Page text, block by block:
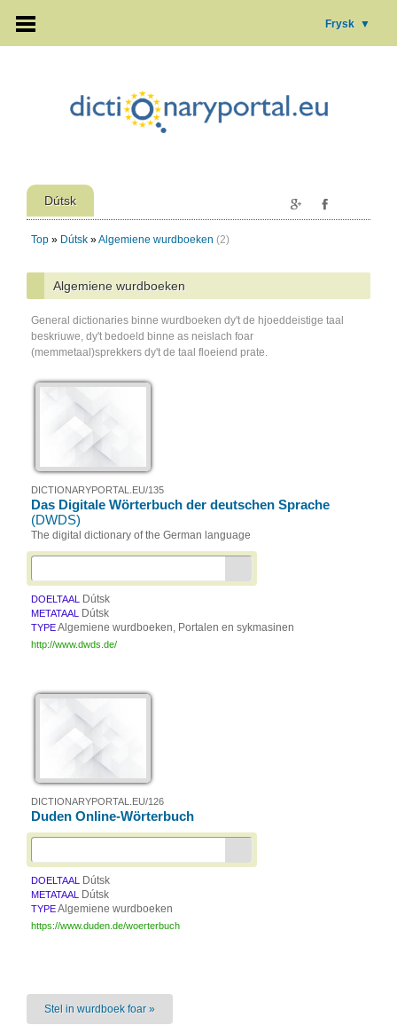
Frysk ▼
Dútsk
Top » Dútsk »Algemiene wurdboeken (2)
Algemiene wurdboeken
General dictionaries binne wurdboeken dy't de hjoeddeistige taal
beskriuwe, dy't bedoeld binne as neislach foar
(memmetaal)sprekkers dy't de taal floeiend prate.
DICTIONARYPORTAL.EU/135
Das Digitale Wörterbuch der deutschen Sprache
(DWDS)
The digital dictionary of the German language
DOELTAAL Dútsk
METATAAL Dútsk
TYPEAlgemiene wurdboeken, Portalen en sykmasinen
http://www.dwds.de/
DICTIONARYPORTAL.EU/126
Duden Online-Wörterbuch
DOELTAAL Dútsk
METATAAL Dútsk
TYPEAlgemiene wurdboeken
https://www.duden.de/woerterbuch
Stel in wurdboek foar »